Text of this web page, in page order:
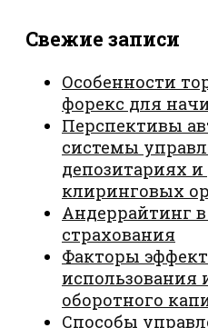
Свежие записи
Особенности
форекс для
Перспективы
системы
депозитариях и
клиринговых
Андеррайтинг
страхования
Факторы
использования
оборотного
Способы